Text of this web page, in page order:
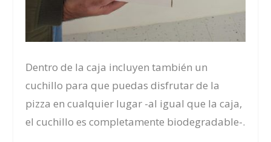
Dentro de la caja incluyen también un
cuchillo para que puedas disfrutar de la
pizza en cualquier lugar -al igual que la caja,
el cuchillo es completamente biodegradable-.